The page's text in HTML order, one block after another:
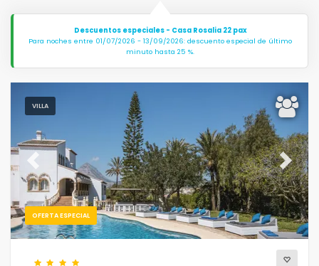
Propiedades de lujo (59)
Para las parejas
Cerca de la playa (20)
Area de playa (35)
Cerca de campos de golf (0)
En área rural
Descuentos especiales - Casa Rosalia 22 pax
Para noches entre 01/07/2026 - 13/09/2026: descuento especial de último
minuto hasta 25 %.
VILLA
OFERTA ESPECIAL
Previous Next